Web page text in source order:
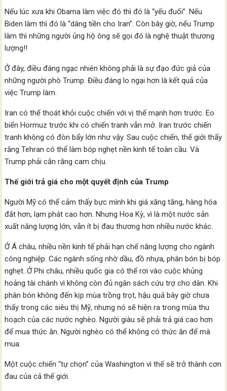
Nếu lúc xưa khi Obama làm việc đó thì đó là “yếu đuối”. Nếu
Biden làm thì đó là “dâng tiền cho Iran”. Còn bây giờ, nếu Trump
làm thì những người ủng hộ ông sẽ gọi đó là nghệ thuật thương
lượng!!
Ở đây, điều đáng ngạc nhiên không phải là sự đạo đức giả của
những người phò Trump. Điều đáng lo ngại hơn là kết quả của
việc Trump làm.
Iran có thể thoát khỏi cuộc chiến với vị thế mạnh hơn trước. Eo
biển Hormuz trước khi có chiến tranh vẫn mở. Iran trước chiến
tranh không có đòn bẩy lớn như vậy. Sau cuộc chiến, thế giới thấy
rằng Tehran có thể làm bóp nghẹt nền kinh tế toàn cầu. Và
Trump phải cắn răng cam chịu.
Thế giới trả giá cho một quyết định của Trump
Người Mỹ có thể cảm thấy bực mình khi giá xăng tăng, hàng hóa
đắt hơn, lạm phát cao hơn. Nhưng Hoa Kỳ, vì là một nước sản
xuất năng lượng lớn, vẫn ít bị đau thương hơn nhiều nước khác.
Ở Á châu, nhiều nền kinh tế phải hạn chế năng lượng cho ngành
công nghiệp. Các ngành sống nhờ dầu, đồ nhựa, phân bón bị bóp
nghẹt. Ở Phi châu, nhiều quốc gia có thể rơi vào cuộc khủng
hoảng tài chánh vì không còn đủ ngân sách cứu trợ cho dân. Khi
phân bón không đến kịp mùa trồng trọt, hậu quả bây giờ chưa
thấy trong các siêu thị Mỹ, nhưng nó sẽ hiện ra trong mùa thu
hoạch của các nước nghèo. Người giàu sẽ phải trả giá cao hơn
để mua thức ăn. Người nghèo có thể không có thức ăn để mà
mua.
Một cuộc chiến “tự chọn” của Washington vì thế sẽ trở thành cơn
đau của cả thế giới.